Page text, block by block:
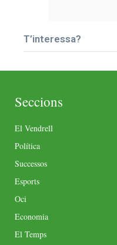
T’interessa?
Seccions
El Vendrell
Política
Successos
Esports
Oci
Economia
El Temps